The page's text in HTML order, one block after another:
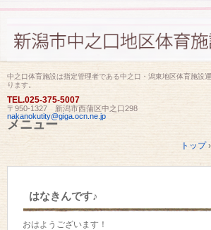
中之口体育施設は指定管理者である中之口・潟東地区体育施設
ります。
TEL.025-375-5007
〒950-1327 新潟市西蒲区中之口298
nakanokutity@giga.ocn.ne.jp
メニュー
トップ ›
はなきんです♪
おはようございます！